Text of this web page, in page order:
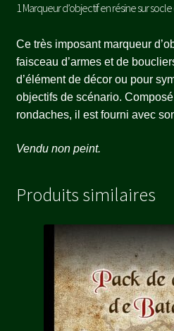
1 Marqueur d’objectif en résine sur
Ce très imposant marqueur
faisceau d’armes et de
d’élément de décor ou pour
objectifs de scénario. Composé
rondaches, il est fourni avec
Vendu non peint.
Produits similaires